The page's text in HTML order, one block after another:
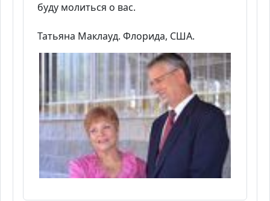
буду молиться о вас.
Татьяна Маклауд. Флорида, США.